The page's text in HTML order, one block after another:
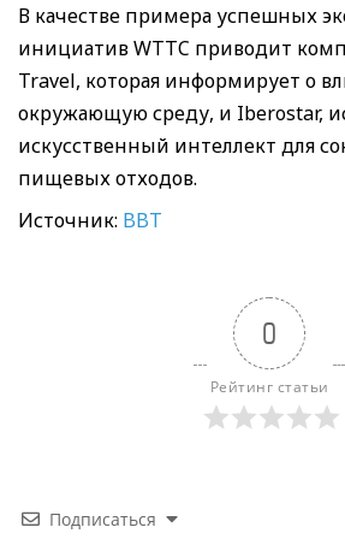
В качестве примера успешных
инициатив WTTC приводит
Travel, которая информирует о
окружающую среду, и Iberostar,
искусственный интеллект для
пищевых отходов.
Источник: BBT
0
Рейтинг статьи
Подписаться